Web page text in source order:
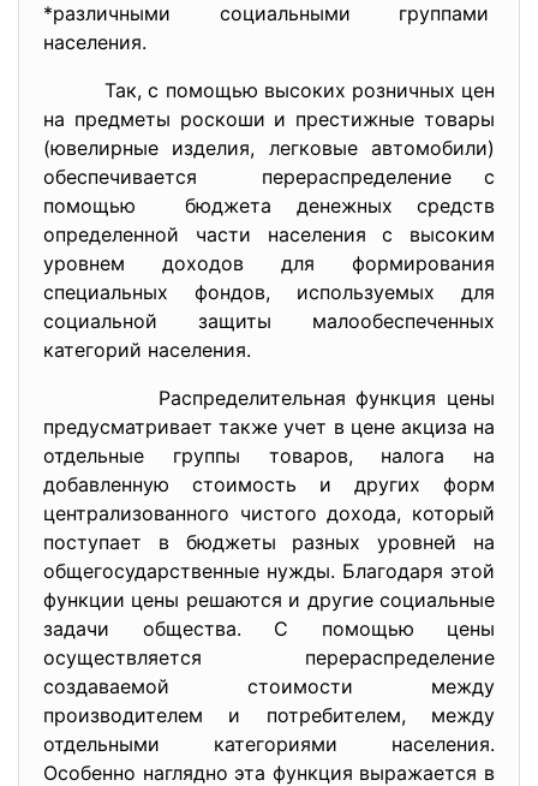
*различными социальными группами
населения.
Так, с помощью высоких розничных цен
на предметы роскоши и престижные товары
(ювелирные изделия, легковые автомобили)
обеспечивается перераспределение с
помощью бюджета денежных средств
определенной части населения с высоким
уровнем доходов для формирования
специальных фондов, используемых для
социальной защиты малообеспеченных
категорий населения.
Распределительная функция цены
предусматривает также учет в цене акциза на
отдельные группы товаров, налога на
добавленную стоимость и других форм
централизованного чистого дохода, который
поступает в бюджеты разных уровней на
общегосударственные нужды. Благодаря этой
функции цены решаются и другие социальные
задачи общества. С помощью цены
осуществляется перераспределение
создаваемой стоимости между
производителем и потребителем, между
отдельными категориями населения.
Особенно наглядно эта функция выражается в